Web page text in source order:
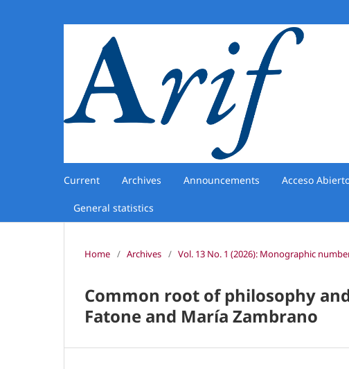
Current Archives Announcements Acceso
General statistics
Home / Archives / Vol. 13 No. 1 (2026): Monographic
Common root of philosophy
Fatone and María Zambrano